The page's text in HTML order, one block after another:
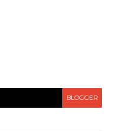
BLOGGER